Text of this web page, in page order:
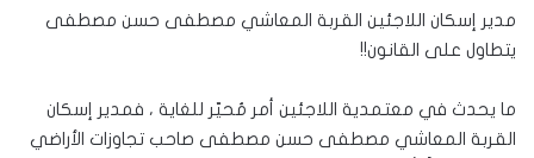
مدير إسكان اللاجئين القربة المعاشي مصطفى حسن مصطفى
يتطاول على القانون!!
ما يحدث في معتمدية اللاجئين أمر مُحيّر للغاية ، فمدير إسكان
القربة المعاشي مصطفى حسن مصطفى صاحب تجاوزات الأراضي